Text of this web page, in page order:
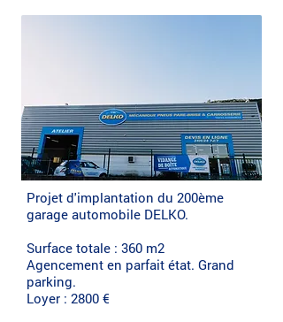
Projet d'implantation du 200ème
garage automobile DELKO.
Surface totale : 360 m2
Agencement en parfait état. Grand
parking.
Loyer : 2800 €